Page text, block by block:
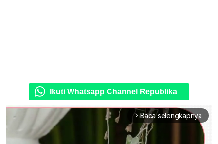
Ikuti Whatsapp Channel Republika
arrow_forward_ios Baca selengkapnya